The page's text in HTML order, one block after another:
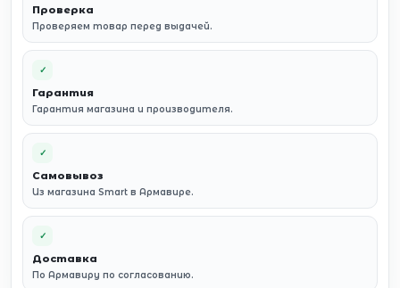
Проверка
Проверяем товар перед выдачей.
✓
Гарантия
Гарантия магазина и производителя.
✓
Самовывоз
Из магазина Smart в Армавире.
✓
Доставка
По Армавиру по согласованию.